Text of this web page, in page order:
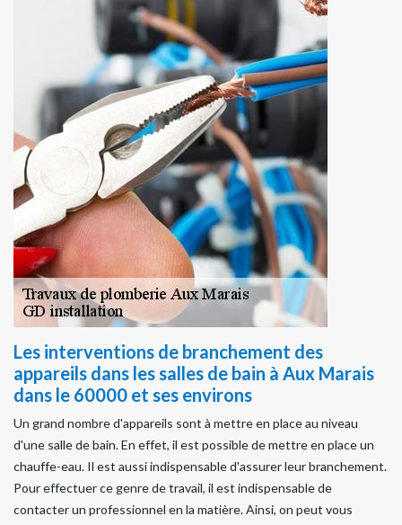
Les interventions de branchement des
appareils dans les salles de bain à Aux Marais
dans le 60000 et ses environs
Un grand nombre d'appareils sont à mettre en place au niveau
d'une salle de bain. En effet, il est possible de mettre en place un
chauffe-eau. Il est aussi indispensable d'assurer leur branchement.
Pour effectuer ce genre de travail, il est indispensable de
contacter un professionnel en la matière. Ainsi, on peut vous